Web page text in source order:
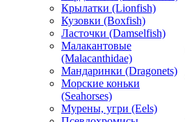
Крылатки (Lionfish)
Кузовки (Boxfish)
Ласточки (Damselfish)
Малакантовые
(Malacanthidae)
Мандаринки (Dragonets)
Морские коньки
(Seahorses)
Мурены, угри (Eels)